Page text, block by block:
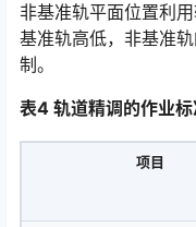
非基准轨平面位置利
基准轨高低，非基准
制。
表4 轨道精调的作业
项目